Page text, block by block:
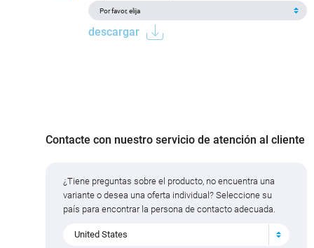
descargar
Contacte con nuestro servicio de atención al cliente
¿Tiene preguntas sobre el producto, no encuentra una
variante o desea una oferta individual? Seleccione su
país para encontrar la persona de contacto adecuada.
United States